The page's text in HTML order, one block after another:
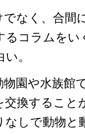
なく、合間
るコラムをい
。
園や水族館
交換すること
なしで動物と